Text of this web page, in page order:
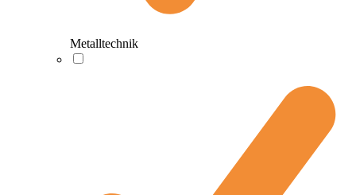
Metalltechnik